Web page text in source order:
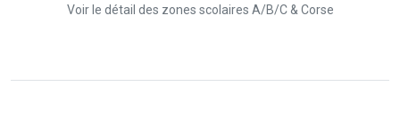
Voir le détail des zones scolaires A/B/C & Corse